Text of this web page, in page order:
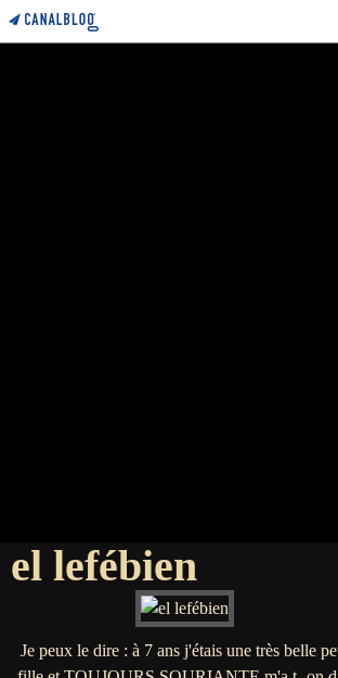
el lefébien
Je peux le dire : à 7 ans j'étais une très belle